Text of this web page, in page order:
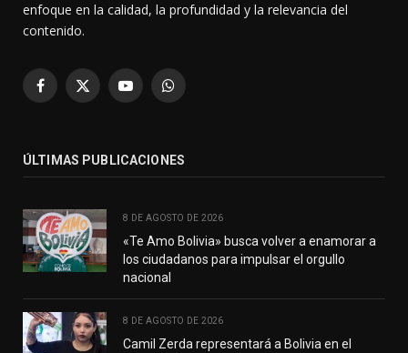
enfoque en la calidad, la profundidad y la relevancia del
contenido.
Facebook
X
YouTubeWhatsApp
ÚLTIMAS PUBLICACIONES
8 DE AGOSTO DE 2026
«Te Amo Bolivia» busca volver a enamorar a
los ciudadanos para impulsar el orgullo
nacional
8 DE AGOSTO DE 2026
Camil Zerda representará a Bolivia en el